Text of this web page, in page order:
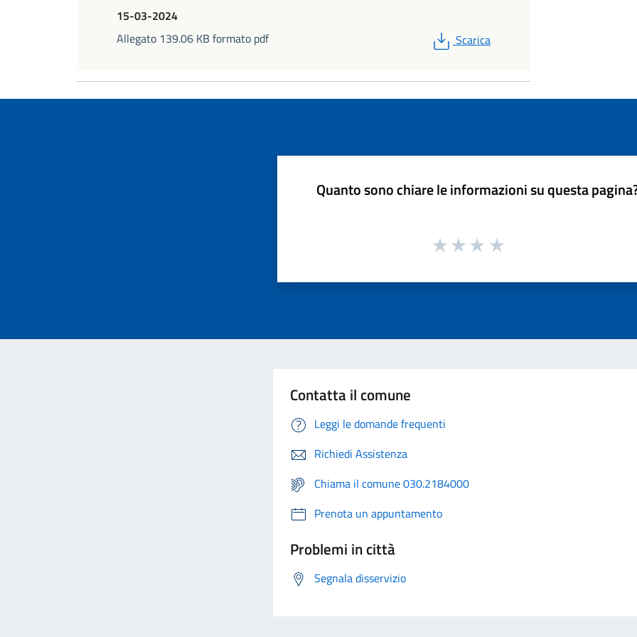
15-03-2024
Allegato 139.06 KB formato pdf
PDF
Scarica
Quanto sono chiare le informazioni su questa
Contatta il comune
Leggi le domande frequenti
Richiedi Assistenza
Chiama il comune 030.2184000
Prenota un appuntamento
Problemi in città
Segnala disservizio